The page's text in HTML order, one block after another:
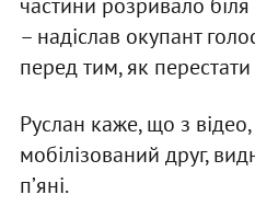
– надіслав окупант
перед тим, як
Руслан каже, що з
мобілізований друг,
пʼяні.